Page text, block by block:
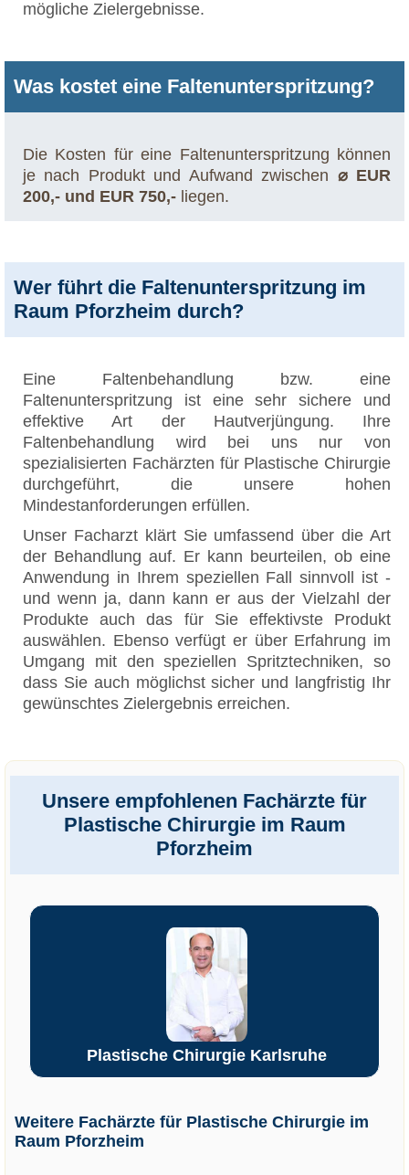
mögliche Zielergebnisse.
Was kostet eine Faltenunterspritzung?
Die Kosten für eine Faltenunterspritzung können
je nach Produkt und Aufwand zwischen ⌀ EUR
200,- und EUR 750,- liegen.
Wer führt die Faltenunterspritzung im
Raum Pforzheim durch?
Eine Faltenbehandlung bzw. eine
Faltenunterspritzung ist eine sehr sichere und
effektive Art der Hautverjüngung. Ihre
Faltenbehandlung wird bei uns nur von
spezialisierten Fachärzten für Plastische Chirurgie
durchgeführt, die unsere hohen
Mindestanforderungen erfüllen.
Unser Facharzt klärt Sie umfassend über die Art
der Behandlung auf. Er kann beurteilen, ob eine
Anwendung in Ihrem speziellen Fall sinnvoll ist -
und wenn ja, dann kann er aus der Vielzahl der
Produkte auch das für Sie effektivste Produkt
auswählen. Ebenso verfügt er über Erfahrung im
Umgang mit den speziellen Spritztechniken, so
dass Sie auch möglichst sicher und langfristig Ihr
gewünschtes Zielergebnis erreichen.
Unsere empfohlenen Fachärzte für
Plastische Chirurgie im Raum
Pforzheim
Plastische Chirurgie Karlsruhe
Weitere Fachärzte für Plastische Chirurgie im
Raum Pforzheim